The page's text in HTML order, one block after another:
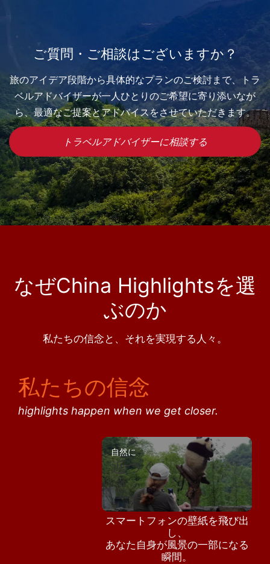
ご質問・ご相談はございますか？
旅のアイデア段階から具体的なプランのご検討まで、トラ
ベルアドバイザーが一人ひとりのご希望に寄り添いなが
ら、最適なご提案とアドバイスをさせていただきます。
トラベルアドバイザーに相談する
なぜChina Highlightsを選
ぶのか
私たちの信念と、それを実現する人々。
私たちの信念
highlights happen when we get closer.
自然に
近づく
スマートフォンの壁紙を飛び出
し、
あなた自身が風景の一部になる
瞬間。